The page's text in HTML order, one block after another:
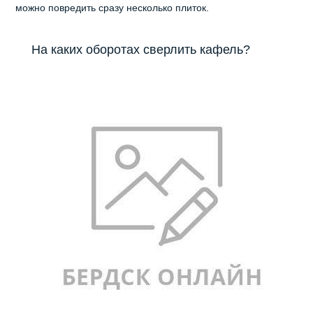
можно повредить сразу несколько плиток.
На каких оборотах сверлить кафель?